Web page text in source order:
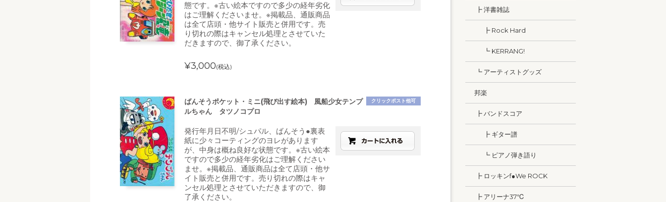
態です。※古い絵本ですので多少の経年劣化
はご理解くださいませ。※掲載品、通販商品
は全て店頭・他サイト販売と併用です。売
り切れの際はキャンセル処理とさせていた
だきますので、御了承ください。
¥3,000(税込)
クリックポスト他可
ばんそうポケット・ミニ(飛び出す絵本) 風船少女テンプ
ルちゃん タツノコプロ
発行年月日不明/シュパル、ばんそう●裏表
紙に少々コーティングのヨレがあります
が、中身は概ね良好な状態です。※古い絵本
ですので多少の経年劣化はご理解ください
ませ。※掲載品、通販商品は全て店頭・他サ
イト販売と併用です。売り切れの際はキャ
ンセル処理とさせていただきますので、御
了承ください。
┣ 洋書雑誌
┣ Rock Hard
┗ KERRANG!
┗ アーティストグッズ
邦楽
┣ バンドスコア
┣ ギター譜
┗ ピアノ弾き語り
┣ ロッキンf●We ROCK
┣ アリーナ37℃